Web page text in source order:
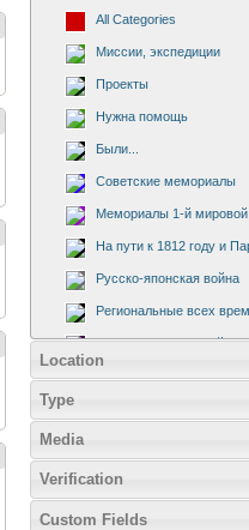
All Categories
Миссии, экспедиции
Проекты
Нужна помощь
Были...
Советские мемориалы
Мемориалы 1-й
На пути к 1812 году и
Русско-японская война
Региональные всех
Русско-турецкая война
Location
Type
Media
Verification
Custom Fields